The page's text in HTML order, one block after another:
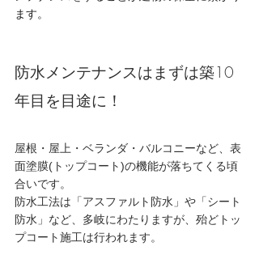
ます。
防水メンテナンスはまずは築10
年目を目途に！
屋根・屋上・ベランダ・バルコニーなど、表
面塗膜(トップコート)の機能が落ちてくる頃
合いです。
防水工法は「アスファルト防水」や「シート
防水」など、多岐にわたりますが、殆どトッ
プコート施工は行われます。